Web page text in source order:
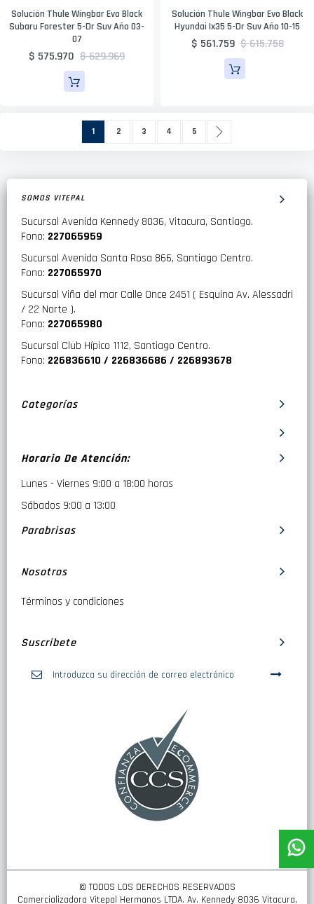
Solución Thule Wingbar Evo Black
Subaru Forester 5-Dr Suv Año 03-
07
$ 575.970 $ 629.969
Solución Thule Wingbar Evo Black
Hyundai Ix35 5-Dr Suv Año 10-15
$ 561.759 $ 615.758
Actualmente estás leyendo página
1 Página
2 Página
3 Página
4 Página
5
SOMOS VITEPAL
Sucursal Avenida Kennedy 8036, Vitacura, Santiago.
Fono: 227065959
Sucursal Avenida Santa Rosa 866, Santiago Centro.
Fono: 227065970
Sucursal Viña del mar Calle Once 2451 ( Esquina Av. Alessadri
/ 22 Norte ).
Fono: 227065980
Sucursal Club Hípico 1112, Santiago Centro.
Fono: 226836610 / 226836686 / 226893678
Categorías
Horario De Atención:
Lunes - Viernes 9:00 a 18:00 horas
Sábados 9:00 a 13:00
Parabrisas
Nosotros
Términos y condiciones
Suscribete
© TODOS LOS DERECHOS RESERVADOS
Comercializadora Vitepal Hermanos LTDA. Av. Kennedy 8036 Vitacura,